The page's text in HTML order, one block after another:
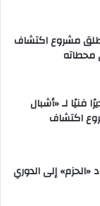
يطلق مشروع اكتشاف
محطاته
فنيًا لـ «أشبال
اكتشاف
إلى الدوري